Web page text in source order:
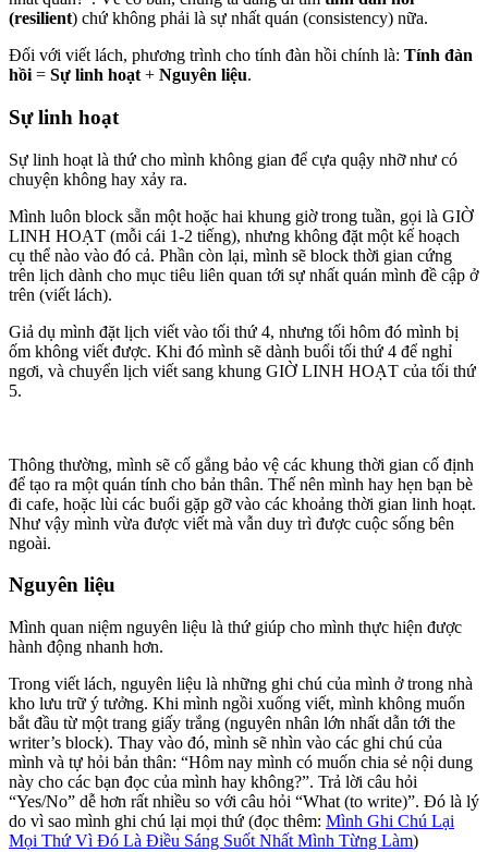
(resilient) chứ không phải là sự nhất quán (consistency) nữa.
Đối với viết lách, phương trình cho tính đàn hồi chính là: Tính đàn
hồi = Sự linh hoạt + Nguyên liệu.
Sự linh hoạt
Sự linh hoạt là thứ cho mình không gian để cựa quậy nhỡ như có
chuyện không hay xảy ra.
Mình luôn block sẵn một hoặc hai khung giờ trong tuần, gọi là GIỜ
LINH HOẠT (mỗi cái 1-2 tiếng), nhưng không đặt một kế hoạch
cụ thể nào vào đó cả. Phần còn lại, mình sẽ block thời gian cứng
trên lịch dành cho mục tiêu liên quan tới sự nhất quán mình đề cập ở
trên (viết lách).
Giả dụ mình đặt lịch viết vào tối thứ 4, nhưng tối hôm đó mình bị
ốm không viết được. Khi đó mình sẽ dành buổi tối thứ 4 để nghỉ
ngơi, và chuyển lịch viết sang khung GIỜ LINH HOẠT của tối thứ
5.
Thông thường, mình sẽ cố gắng bảo vệ các khung thời gian cố định
để tạo ra một quán tính cho bản thân. Thế nên mình hay hẹn bạn bè
đi cafe, hoặc lùi các buổi gặp gỡ vào các khoảng thời gian linh hoạt.
Như vậy mình vừa được viết mà vẫn duy trì được cuộc sống bên
ngoài.
Nguyên liệu
Mình quan niệm nguyên liệu là thứ giúp cho mình thực hiện được
hành động nhanh hơn.
Trong viết lách, nguyên liệu là những ghi chú của mình ở trong nhà
kho lưu trữ ý tưởng. Khi mình ngồi xuống viết, mình không muốn
bắt đầu từ một trang giấy trắng (nguyên nhân lớn nhất dẫn tới the
writer’s block). Thay vào đó, mình sẽ nhìn vào các ghi chú của
mình và tự hỏi bản thân: “Hôm nay mình có muốn chia sẻ nội dung
này cho các bạn đọc của mình hay không?”. Trả lời câu hỏi
“Yes/No” dễ hơn rất nhiều so với câu hỏi “What (to write)”. Đó là lý
do vì sao mình ghi chú lại mọi thứ (đọc thêm: Mình Ghi Chú Lại
Mọi Thứ Vì Đó Là Điều Sáng Suốt Nhất Mình Từng Làm)